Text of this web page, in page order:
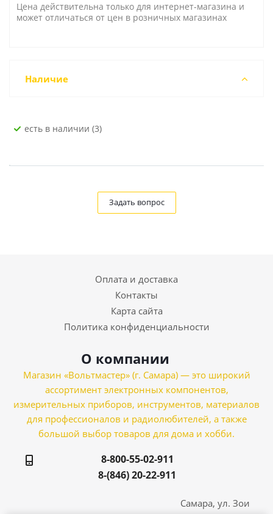
Цена действительна только для интернет-магазина и
может отличаться от цен в розничных магазинах
Наличие
Есть в наличии (3)
Задать вопрос
Оплата и доставка
Контакты
Карта сайта
Политика конфиденциальности
О компании
Магазин «Вольтмастер» (г. Самара) — это широкий
ассортимент электронных компонентов,
измерительных приборов, инструментов, материалов
для профессионалов и радиолюбителей, а также
большой выбор товаров для дома и хобби.
8-800-55-02-911
8-(846) 20-22-911
Самара, ул. Зои